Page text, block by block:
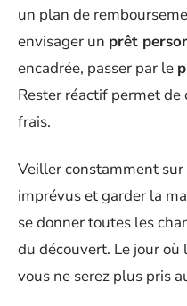
un plan de
envisager un prêt
encadrée, passer par le
Rester réactif permet de
frais.
Veiller constamment
imprévus et garder la
se donner toutes les
du découvert. Le jour où
vous ne serez plus pris